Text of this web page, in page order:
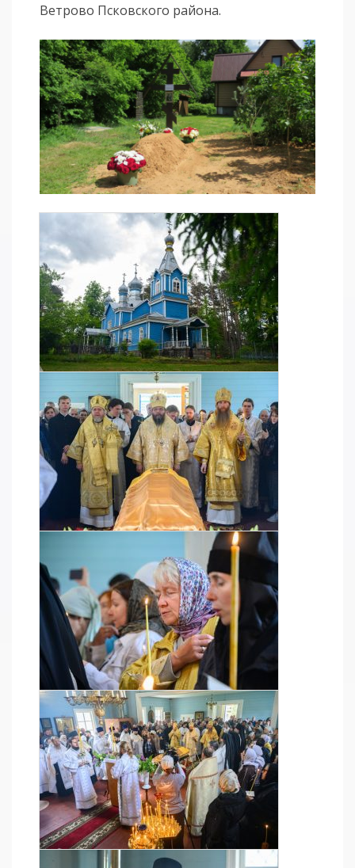
Ветрово Псковского района.